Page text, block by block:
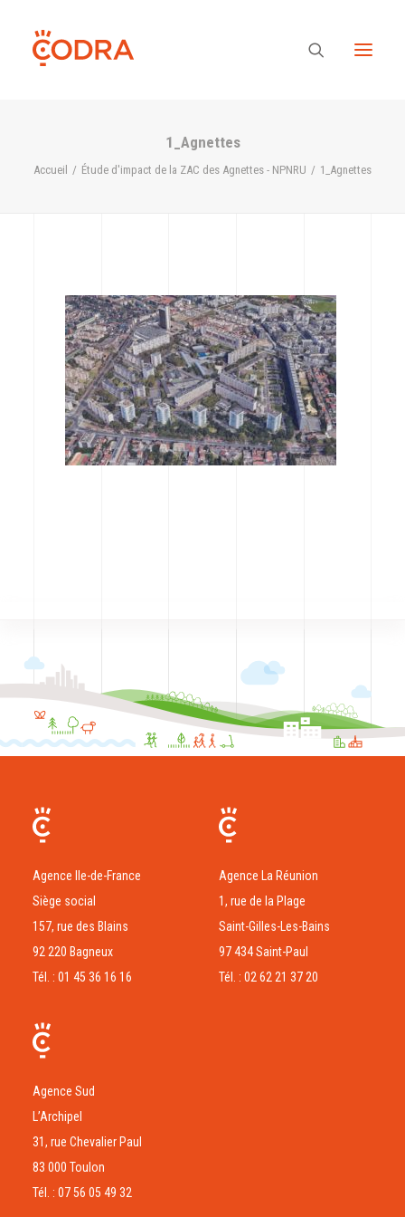
Des valeurs, une équipe
Nos références
CODRA recrute
Contact
1_Agnettes
Accueil Étude d'impact de la ZAC des Agnettes - NPNRU 1_Agnettes
Agence Ile-de-France
Siège social
157, rue des Blains
92 220 Bagneux
Tél. : 01 45 36 16 16
Agence La Réunion
1, rue de la Plage
Saint-Gilles-Les-Bains
97 434 Saint-Paul
Tél. : 02 62 21 37 20
Agence Sud
L’Archipel
31, rue Chevalier Paul
83 000 Toulon
Tél. : 07 56 05 49 32